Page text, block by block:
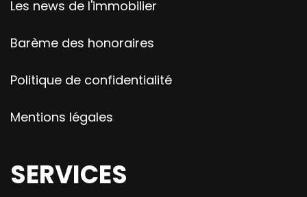
Les news de l'immobilier
Barème des honoraires
Politique de confidentialité
Mentions légales
SERVICES